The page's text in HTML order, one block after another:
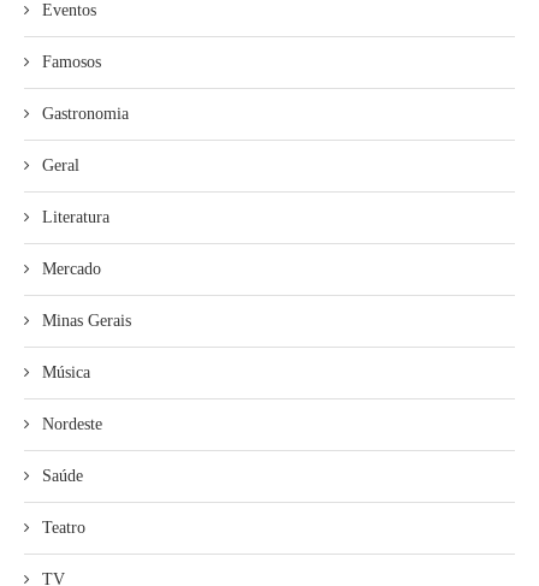
Eventos
Famosos
Gastronomia
Geral
Literatura
Mercado
Minas Gerais
Música
Nordeste
Saúde
Teatro
TV